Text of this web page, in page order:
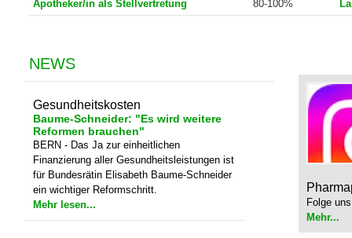
Geschäftsführer/in Apotheke 100%
Gesundheitskosten
Baume-Schneider: "Es wird weitere
Reformen brauchen"
BERN - Das Ja zur einheitlichen
Finanzierung aller Gesundheitsleistungen ist
für Bundesrätin Elisabeth Baume-Schneider
ein wichtiger Reformschritt.
Folge